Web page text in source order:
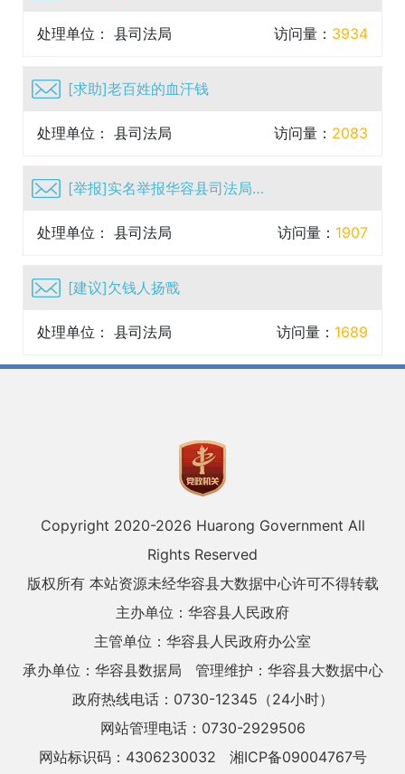
处理单位： 县司法局 访问量： 3934
[求助]老百姓的血汗钱
处理单位： 县司法局 访问量： 2083
[举报]实名举报华容县司法局白丹严重违纪违法行为，作为国...
处理单位： 县司法局 访问量： 1907
[建议]欠钱人扬戬
处理单位： 县司法局 访问量： 1689
Copyright 2020-2026 Huarong Government All
Rights Reserved
版权所有 本站资源未经华容县大数据中心许可不得转载
主办单位：华容县人民政府
主管单位：华容县人民政府办公室
承办单位：华容县数据局
管理维护：华容县大数据中心
政府热线电话：0730-12345（24小时）
网站管理电话：0730-2929506
网站标识码：4306230032
湘ICP备09004767号